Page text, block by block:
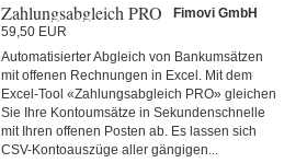
Zahlungsabgleich PRO
Fimovi GmbH
59,50 EUR
Automatisierter Abgleich von Bankumsätzen
mit offenen Rechnungen in Excel. Mit dem
Excel-Tool «Zahlungsabgleich PRO» gleichen
Sie Ihre Kontoumsätze in Sekundenschnelle
mit Ihren offenen Posten ab. Es lassen sich
CSV-Kontoauszüge aller gängigen...